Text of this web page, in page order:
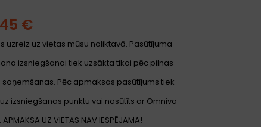
€
uzreiz uz vietas mūsu noliktavā. Pasūtījuma
izsniegšanai tiek uzsākta tikai pēc pilnas
Pēc apmaksas pasūtījums tiek
izsniegšanas punktu vai nosūtīts ar Omniva
UZ VIETAS NAV IESPĒJAMA!